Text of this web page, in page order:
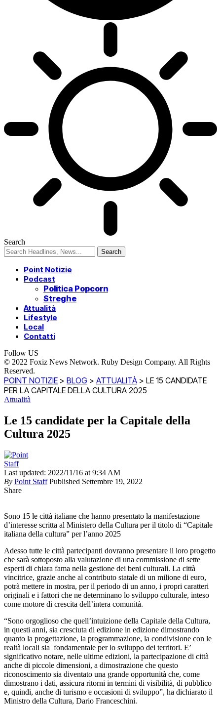
Search
Point Notizie
Podcast
Politica Popcorn
Streghe
Attualità
Lifestyle
Local
Contatti
Follow US
© 2022 Foxiz News Network. Ruby Design Company. All Rights
Reserved.
POINT NOTIZIE > BLOG > ATTUALITÀ > LE 15 CANDIDATE
PER LA CAPITALE DELLA CULTURA 2025
Attualità
Le 15 candidate per la Capitale della
Cultura 2025
Last updated: 2022/11/16 at 9:34 AM
By Point Staff Published Settembre 19, 2022
Share
Sono 15 le città italiane che hanno presentato la manifestazione
d’interesse scritta al Ministero della Cultura per il titolo di “Capitale
italiana della cultura” per l’anno 2025
Adesso tutte le città partecipanti dovranno presentare il loro progetto
che sarà sottoposto alla valutazione di una commissione di sette
esperti di chiara fama nella gestione dei beni culturali. La città
vincitrice, grazie anche al contributo statale di un milione di euro,
potrà mettere in mostra, per il periodo di un anno, i propri caratteri
originali e i fattori che ne determinano lo sviluppo culturale, inteso
come motore di crescita dell’intera comunità.
“Sono orgoglioso che quell’intuizione della Capitale della Cultura,
in questi anni, sia cresciuta di edizione in edizione dimostrando
quanto la progettazione, la programmazione, la condivisione con le
realtà locali sia fondamentale per lo sviluppo dei territori. E’
significativo notare, nelle ultime edizioni, la partecipazione di città
anche di piccole dimensioni, a dimostrazione che questo
riconoscimento sia diventato una grande opportunità che, come
dimostrano i dati, assicura ritorni in termini di visibilità, di pubblico
e, quindi, anche di turismo e occasioni di sviluppo”, ha dichiarato il
Ministro della Cultura, Dario Franceschini.